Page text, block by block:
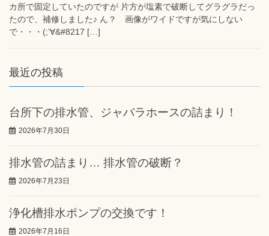
カ所で固定していたのですが 片方が塩素で破断してグラグラだっ
たので、補修しました♪ ん？ 画像がワイドですが気にしない
で・・・(;’∀&#8217 […]
最近の投稿
台所下の排水管、ジャバラホースの詰まり！
2026年7月30日
排水管の詰まり… 排水管の破断？
2026年7月23日
浄化槽排水ポンプの交換です！
2026年7月16日